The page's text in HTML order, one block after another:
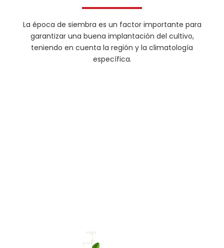
La época de siembra es un factor importante para
garantizar una buena implantación del cultivo,
teniendo en cuenta la región y la climatología
específica.